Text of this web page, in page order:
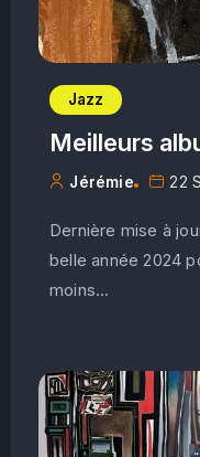
Jazz
Meilleurs
Jérémie 22
Dernière mise à
belle année 2024
moins...